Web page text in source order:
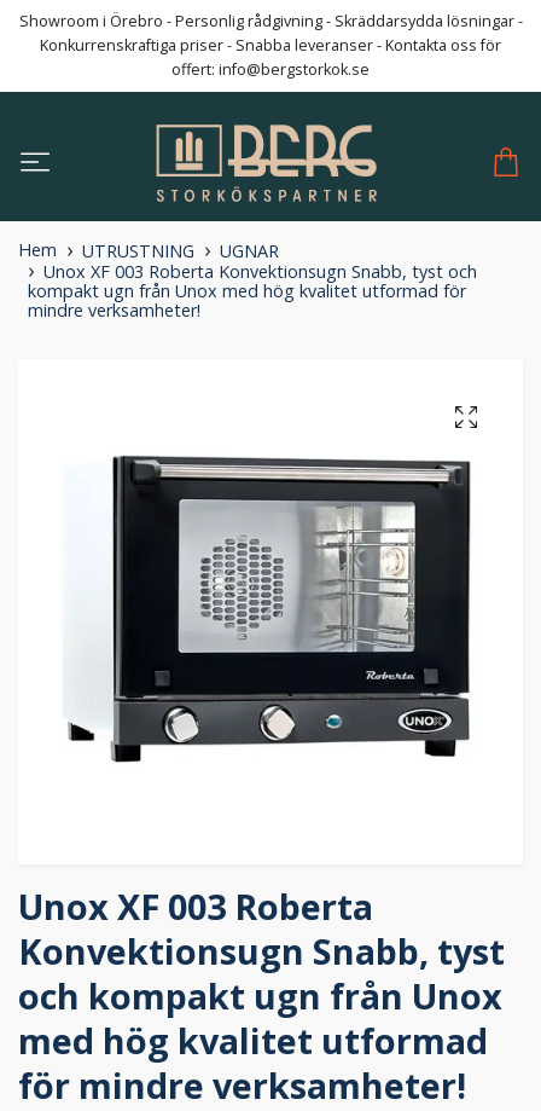
Showroom i Örebro - Personlig rådgivning - Skräddarsydda lösningar -
Konkurrenskraftiga priser - Snabba leveranser - Kontakta oss för
offert: info@bergstorkok.se
Hem UTRUSTNING
UGNAR
Unox XF 003 Roberta Konvektionsugn Snabb, tyst och
kompakt ugn från Unox med hög kvalitet utformad för
mindre verksamheter!
Unox XF 003 Roberta
Konvektionsugn Snabb, tyst
och kompakt ugn från Unox
med hög kvalitet utformad
för mindre verksamheter!